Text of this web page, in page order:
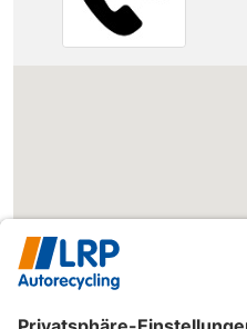
AUDI
A4
AUDI
(8E/8H/QB6)